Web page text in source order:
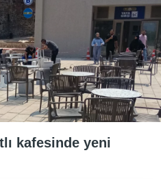
kafesinde yeni